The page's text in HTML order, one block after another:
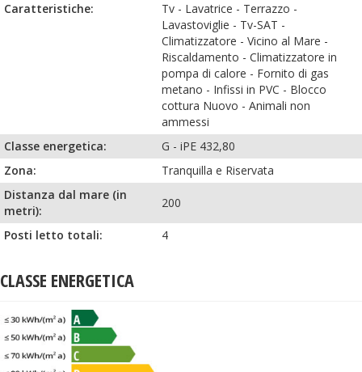
Caratteristiche:
Tv - Lavatrice - Terrazzo -
Lavastoviglie - Tv-SAT -
Climatizzatore - Vicino al Mare -
Riscaldamento - Climatizzatore in
pompa di calore - Fornito di gas
metano - Infissi in PVC - Blocco
cottura Nuovo - Animali non
ammessi
Classe energetica:
G - iPE 432,80
Zona:
Tranquilla e Riservata
Distanza dal mare (in
metri):
200
Posti letto totali: 4
CLASSE ENERGETICA